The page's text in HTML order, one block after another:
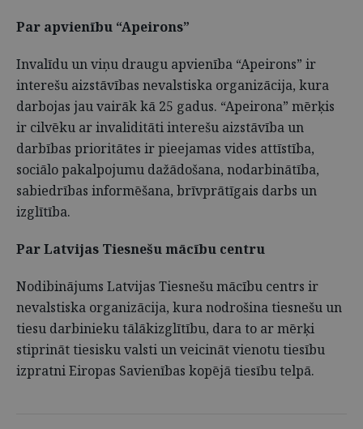
Par apvienību “Apeirons”
Invalīdu un viņu draugu apvienība “Apeirons” ir
interešu aizstāvības nevalstiska organizācija, kura
darbojas jau vairāk kā 25 gadus. “Apeirona” mērķis
ir cilvēku ar invaliditāti interešu aizstāvība un
darbības prioritātes ir pieejamas vides attīstība,
sociālo pakalpojumu dažādošana, nodarbinātība,
sabiedrības informēšana, brīvprātīgais darbs un
izglītība.
Par Latvijas Tiesnešu mācību centru
Nodibinājums Latvijas Tiesnešu mācību centrs ir
nevalstiska organizācija, kura nodrošina tiesnešu un
tiesu darbinieku tālākizglītību, dara to ar mērķi
stiprināt tiesisku valsti un veicināt vienotu tiesību
izpratni Eiropas Savienības kopējā tiesību telpā.